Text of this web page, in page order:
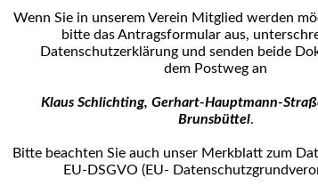
Wenn Sie in unserem Verein Mitglied werden
bitte das Antrags­formular aus,
Datenschutzerklärung und senden beide
dem Postweg an
Klaus Schlichting, Gerhart-Hauptmann-
Brunsbüttel.
Bitte beachten Sie auch unser Merkblatt zum
EU-DSGVO (EU-